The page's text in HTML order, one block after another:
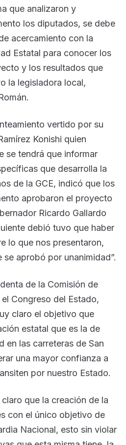
que analizaron y
los diputados, se debe
acercamiento con la
Estatal para conocer los
y los resultados que
la legisladora local,
vertido por su
Konishi quien
se tendrá que informar
que desarrolla la
de la GCE, indicó que los
aprobaron el proyecto
Ricardo Gallardo
debió tuvo que haber
lo que nos presentaron,
aprobó por unanimidad”.
de la Comisión de
Congreso del Estado,
claro el objetivo que
estatal que es la de
en las carreteras de San
una mayor confianza a
por nuestro Estado.
que la creación de la
con el único objetivo de
Nacional, esto sin violar